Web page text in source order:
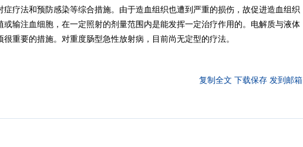
症疗法和预防感染等综合措施。由于造血组织也遭到严重的损伤，故促进造血组织
或输注血细胞，在一定照射的剂量范围内是能发挥一定治疗作用的。电解质与液体
重要的措施。对重度肠型急性放射病，目前尚无定型的疗法。
复制全文 下载保存 发到邮箱